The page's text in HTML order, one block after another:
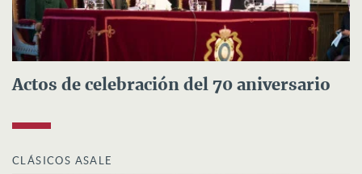
Actos de celebración del 70 aniversario
CLÁSICOS ASALE